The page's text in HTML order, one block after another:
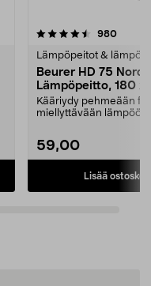
980
Lämpöpeitot &
Beurer HD 75
Lämpöpeitto, 180 x
Kääriydy pehmeään
miellyttävään
59,00
Lisää
4.5viidestä